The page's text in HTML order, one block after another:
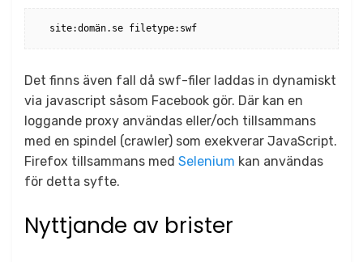
site:domän.se filetype:swf
Det finns även fall då swf-filer laddas in dynamiskt
via javascript såsom Facebook gör. Där kan en
loggande proxy användas eller/och tillsammans
med en spindel (crawler) som exekverar JavaScript.
Firefox tillsammans med Selenium kan användas
för detta syfte.
Nyttjande av brister